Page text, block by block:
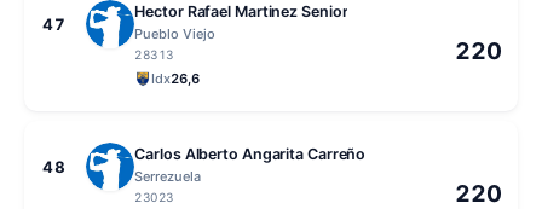
47
Hector Rafael Martinez Senior
Pueblo Viejo
28313
Idx26,6
220
48
Carlos Alberto Angarita Carreño
Serrezuela
23023 220